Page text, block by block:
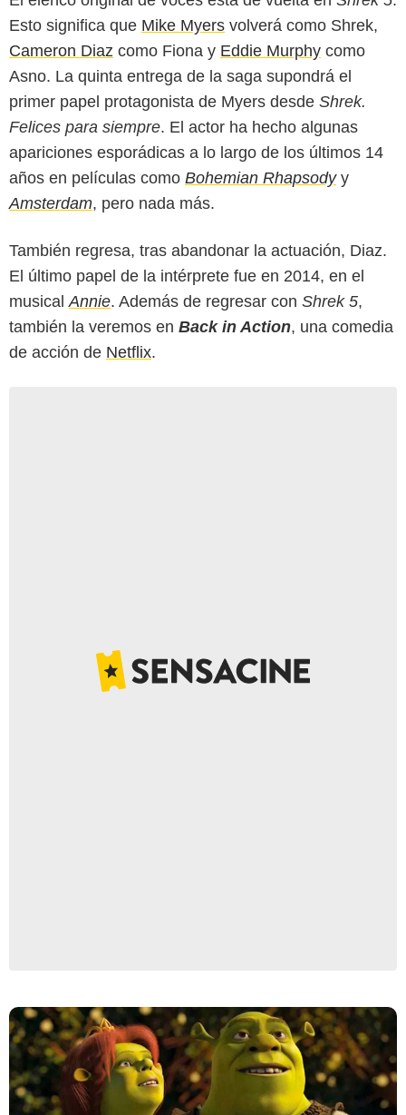
Esto significa que Mike Myers volverá como Shrek,
Cameron Diaz como Fiona y Eddie Murphy como
Asno. La quinta entrega de la saga supondrá el
primer papel protagonista de Myers desde Shrek.
Felices para siempre. El actor ha hecho algunas
apariciones esporádicas a lo largo de los últimos 14
años en películas como Bohemian Rhapsodyy
Amsterdam, pero nada más.
También regresa, tras abandonar la actuación, Diaz.
El último papel de la intérprete fue en 2014, en el
musicalAnnie. Además de regresar con Shrek 5,
también la veremos en Back in Action, una comedia
de acción de Netflix.